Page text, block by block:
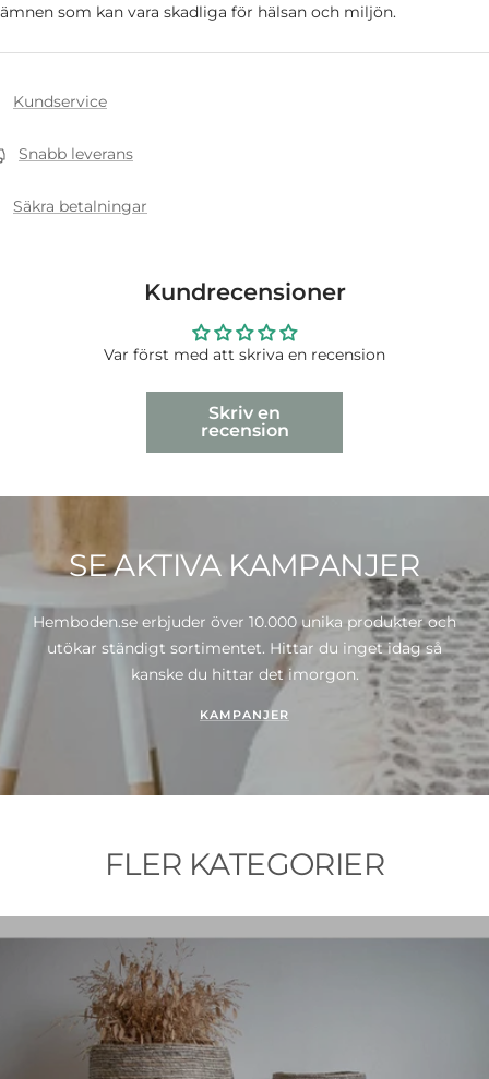
ämnen som kan vara skadliga för hälsan och miljön.
Kundservice
Snabb leverans
Säkra betalningar
Kundrecensioner
Var först med att skriva en recension
Skriv en
recension
SE AKTIVA KAMPANJER
Hemboden.se erbjuder över 10.000 unika produkter och
utökar ständigt sortimentet. Hittar du inget idag så
kanske du hittar det imorgon.
KAMPANJER
FLER KATEGORIER